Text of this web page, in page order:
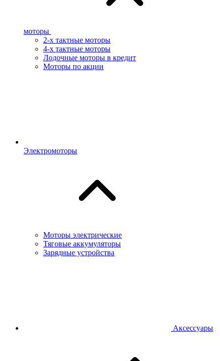
моторы
2-х тактные моторы
4-х тактные моторы
Лодочные моторы в кредит
Моторы по акции
Электромоторы
Моторы электрические
Тяговые аккумуляторы
Зарядные устройства
Аксессуары